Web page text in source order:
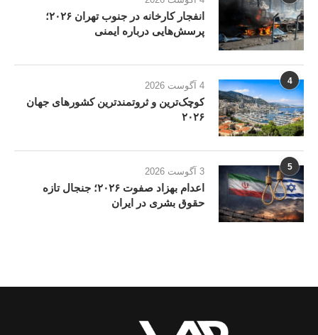
انفجار کارخانه در جنوب تهران ۲۰۲۶؛
پرسش‌هایی درباره ایمنی
4 4 آگوست 2026
کوچک‌ترین و ثروتمندترین کشورهای جهان
۲۰۲۶
5 3 آگوست 2026
اعدام بهزاد صفوت ۲۰۲۶؛ جنجال تازه
حقوق بشری در ایران